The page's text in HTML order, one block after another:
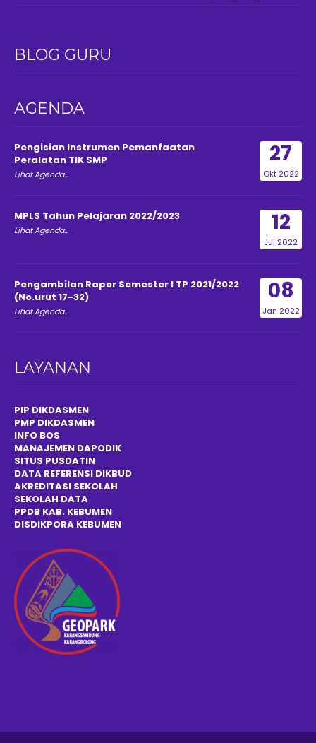
BLOG GURU
AGENDA
27
Okt 2022
Pengisian Instrumen Pemanfaatan
Peralatan TIK SMP
Lihat Agenda...
12
Jul 2022
MPLS Tahun Pelajaran 2022/2023
Lihat Agenda...
08
Jan 2022
Pengambilan Rapor Semester I TP 2021/2022
(No.urut 17-32)
Lihat Agenda...
LAYANAN
PIP DIKDASMEN
PMP DIKDASMEN
INFO BOS
MANAJEMEN DAPODIK
SITUS PUSDATIN
DATA REFERENSI DIKBUD
AKREDITASI SEKOLAH
SEKOLAH DATA
PPDB KAB. KEBUMEN
DISDIKPORA KEBUMEN